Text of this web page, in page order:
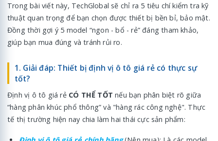
Trong bài viết này, TechGlobal sẽ chỉ ra 5 tiêu chí kiểm tra kỹ
thuật quan trọng để bạn chọn được thiết bị bền bỉ, bảo mật.
Đồng thời gợi ý 5 model “ngon - bổ - rẻ” đáng tham khảo,
giúp bạn mua đúng và tránh rủi ro.
1. Giải đáp: Thiết bị định vị ô tô giá rẻ có thực sự
tốt?
Định vị ô tô giá rẻ CÓ THỂ TỐT nếu bạn phân biệt rõ giữa
“hàng phân khúc phổ thông” và "hàng rác công nghệ". Thực
tế thị trường hiện nay chia làm hai thái cực sản phẩm: